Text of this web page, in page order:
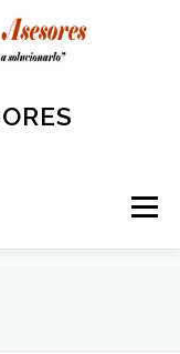
Menú
SOCIAL